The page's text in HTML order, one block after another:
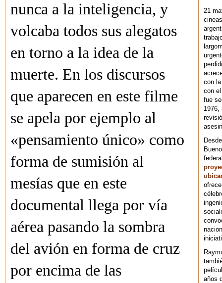
nunca a la inteligencia, y
volcaba todos sus alegatos
en torno a la idea de la
muerte. En los discursos
que aparecen en este filme
se apela por ejemplo al
«pensamiento único» como
forma de sumisión al
mesías que en este
documental llega por vía
aérea pasando la sombra
del avión en forma de cruz
por encima de las
21
con
con
fue
1976,
años